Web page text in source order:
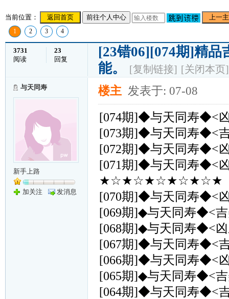
当前位置： 返回首页 前往个人中心 上一
1 2 3 4
3731
阅读
23
回复
[23错06][074期]精品
能。
[复制链接] [关闭本页]
与天同寿
新手上路
加关注 发消息
楼主 发表于: 07-08
[074期]◆与天同寿◆<
[073期]◆与天同寿◆<
[072期]◆与天同寿◆<
[071期]◆与天同寿◆<
★☆★☆★☆★☆★☆★
[070期]◆与天同寿◆<
[069期]◆与天同寿◆<
[068期]◆与天同寿◆<
[067期]◆与天同寿◆<
[066期]◆与天同寿◆<
[065期]◆与天同寿◆<
[064期]◆与天同寿◆<